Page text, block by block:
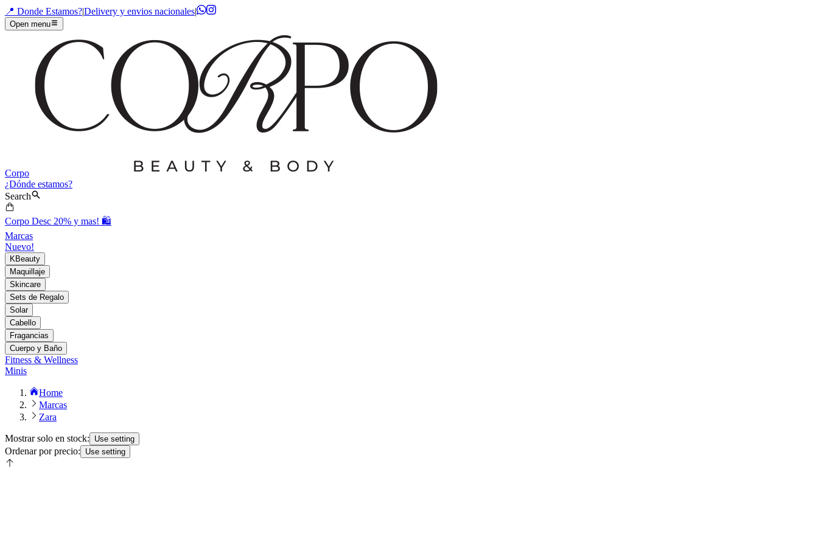
📍 Donde Estamos?|Delivery y envios nacionales|
Open menu
Corpo
¿Dónde estamos?
Search
Corpo Desc 20% y mas! 🛍️
Marcas
Nuevo!
KBeauty
Maquillaje
Skincare
Sets de Regalo
Solar
Cabello
Fragancias
Cuerpo y Baño
Fitness & Wellness
Minis
Home
Marcas
Zara
Mostrar solo en stock: Use setting
Ordenar por precio: Use setting